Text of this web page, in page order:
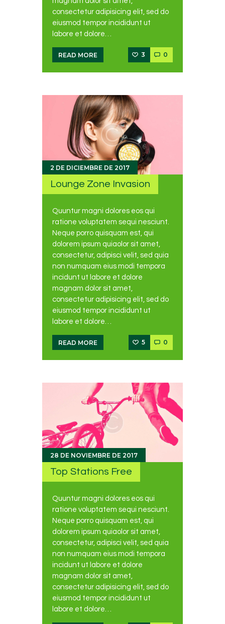
consectetur adipisicing elit, sed do
eiusmod tempor incididunt ut
labore et dolore…
READ MORE 3 0
2 DE DICIEMBRE DE 2017
Lounge Zone Invasion
Quuntur magni dolores eos qui
ratione voluptatem sequi nesciunt.
Neque porro quisquam est, qui
dolorem ipsum quiaolor sit amet,
consectetur, adipisci velit, sed quia
non numquam eius modi tempora
incidunt ut labore et dolore
magnam dolor sit amet,
consectetur adipisicing elit, sed do
eiusmod tempor incididunt ut
labore et dolore…
READ MORE 5 0
28 DE NOVIEMBRE DE 2017
Top Stations Free
Quuntur magni dolores eos qui
ratione voluptatem sequi nesciunt.
Neque porro quisquam est, qui
dolorem ipsum quiaolor sit amet,
consectetur, adipisci velit, sed quia
non numquam eius modi tempora
incidunt ut labore et dolore
magnam dolor sit amet,
consectetur adipisicing elit, sed do
eiusmod tempor incididunt ut
labore et dolore…